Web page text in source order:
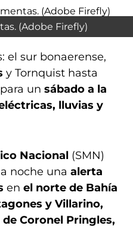
(Adobe Firefly)
el sur bonaerense,
y Tornquist hasta
un sábado a la
lluvias y
Nacional (SMN)
noche una alerta
en el norte de Bahía
y Villarino,
Coronel Pringles,